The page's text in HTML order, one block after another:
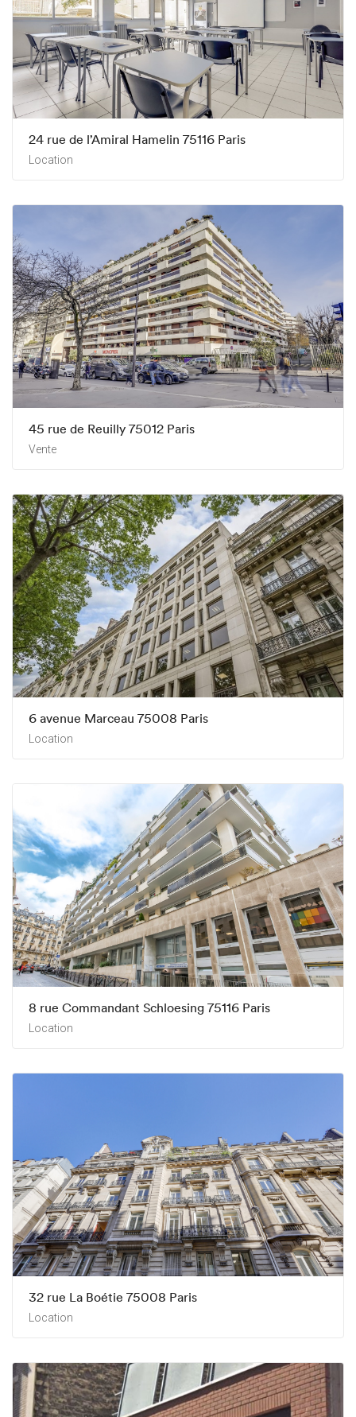
24 rue de l’Amiral Hamelin 75116 Paris
Location
45 rue de Reuilly 75012 Paris
Vente
6 avenue Marceau 75008 Paris
Location
8 rue Commandant Schloesing 75116 Paris
Location
32 rue La Boétie 75008 Paris
Location